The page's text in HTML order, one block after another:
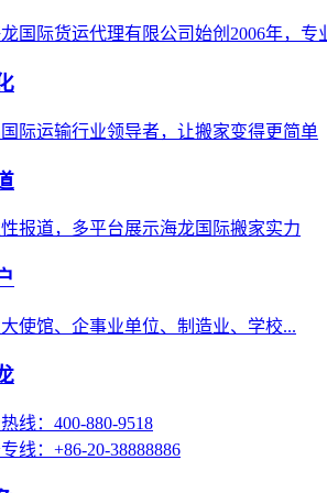
国际货运代理有限公司始创2006年，
际运输行业领导者，让搬家变得更简单
报道，多平台展示海龙国际搬家实力
使馆、企事业单位、制造业、学校...
线：400-880-9518
线：+86-20-38888886